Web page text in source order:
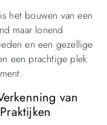
het bouwen van een
maar lonend
en een gezellige
een prachtige plek
van